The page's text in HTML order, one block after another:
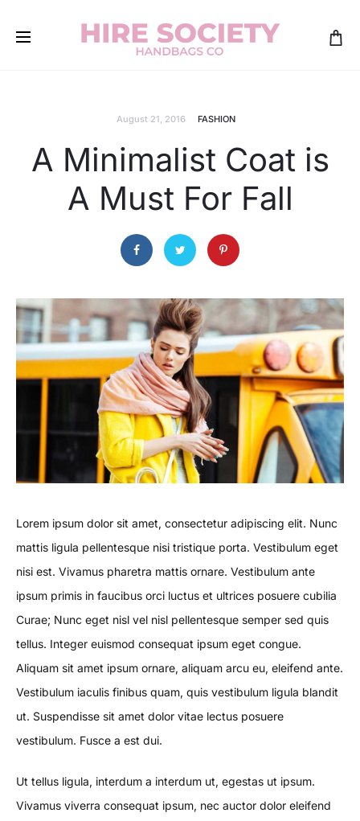
August 21, 2016 FASHION
A Minimalist Coat is
A Must For Fall
Lorem ipsum dolor sit amet, consectetur adipiscing elit. Nunc
mattis ligula pellentesque nisi tristique porta. Vestibulum eget
nisi est. Vivamus pharetra mattis ornare. Vestibulum ante
ipsum primis in faucibus orci luctus et ultrices posuere cubilia
Curae; Nunc eget nisl vel nisl pellentesque semper sed quis
tellus. Integer euismod consequat ipsum eget congue.
Aliquam sit amet ipsum ornare, aliquam arcu eu, eleifend ante.
Vestibulum iaculis finibus quam, quis vestibulum ligula blandit
ut. Suspendisse sit amet dolor vitae lectus posuere
vestibulum. Fusce a est dui.
Ut tellus ligula, interdum a interdum ut, egestas ut ipsum.
Vivamus viverra consequat ipsum, nec auctor dolor eleifend